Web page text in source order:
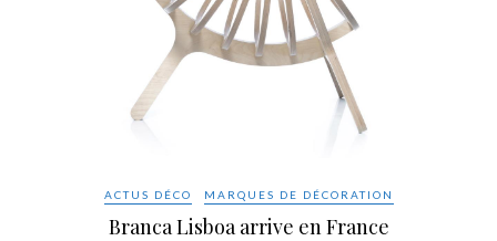
ACTUS DÉCO MARQUES DE DÉCORATION
Branca Lisboa arrive en France